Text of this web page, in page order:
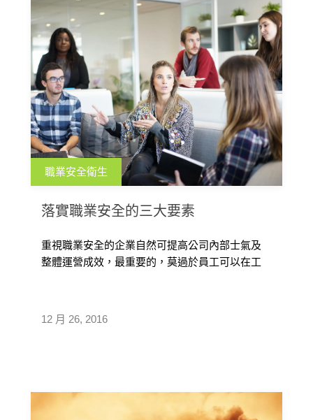
職業安全衛生
落實職業安全的三大要素
12 月 26, 2016
重視職業安全的企業自然可提高公司內部士氣及
整體運營成效，最重要的，莫過於員工可以在工